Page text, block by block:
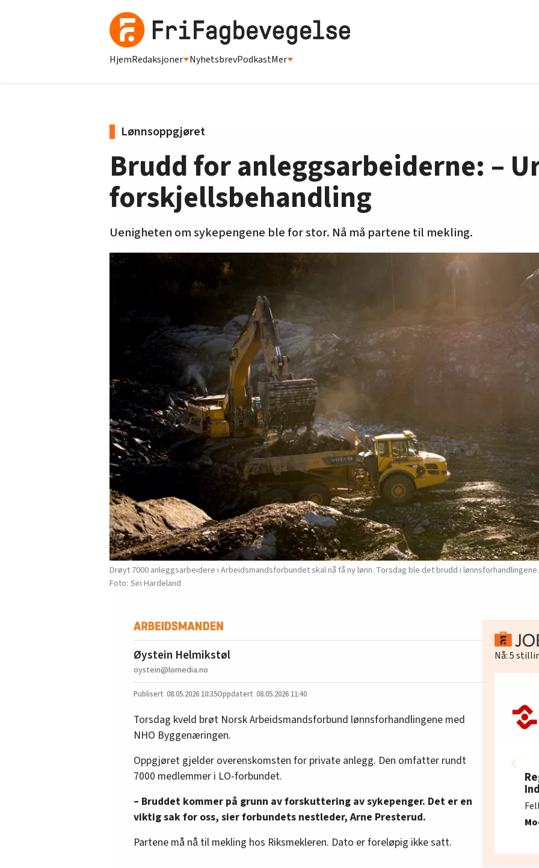
HjemRedaksjoner NyhetsbrevPodkastMer
Lønnsoppgjøret
Brudd for anleggsarbeiderne: –
forskjellsbehandling
Uenigheten om sykepengene ble for stor. Nå må partene til mekling.
Drøyt 7000 anleggsarbeidere i Arbeidsmandsforbundet skal nå få ny lønn. Torsdag ble det brudd i lønnsforhandlingene.
Siri Hardeland
Øystein Helmikstøl
oystein@lomedia.no
08.05.2026 10:35 08.05.2026 11:40
Torsdag kveld brøt Norsk Arbeidsmandsforbund lønnsforhandlingene med
NHO Byggenæringen.
Oppgjøret gjelder overenskomsten for private anlegg. Den omfatter rundt
7000 medlemmer i LO-forbundet.
– Bruddet kommer på grunn av forskuttering av sykepenger. Det er en
viktig sak for oss, sier forbundets nestleder, Arne Presterud.
Partene må nå til mekling hos Riksmekleren. Dato er foreløpig ikke satt.
Nå:5